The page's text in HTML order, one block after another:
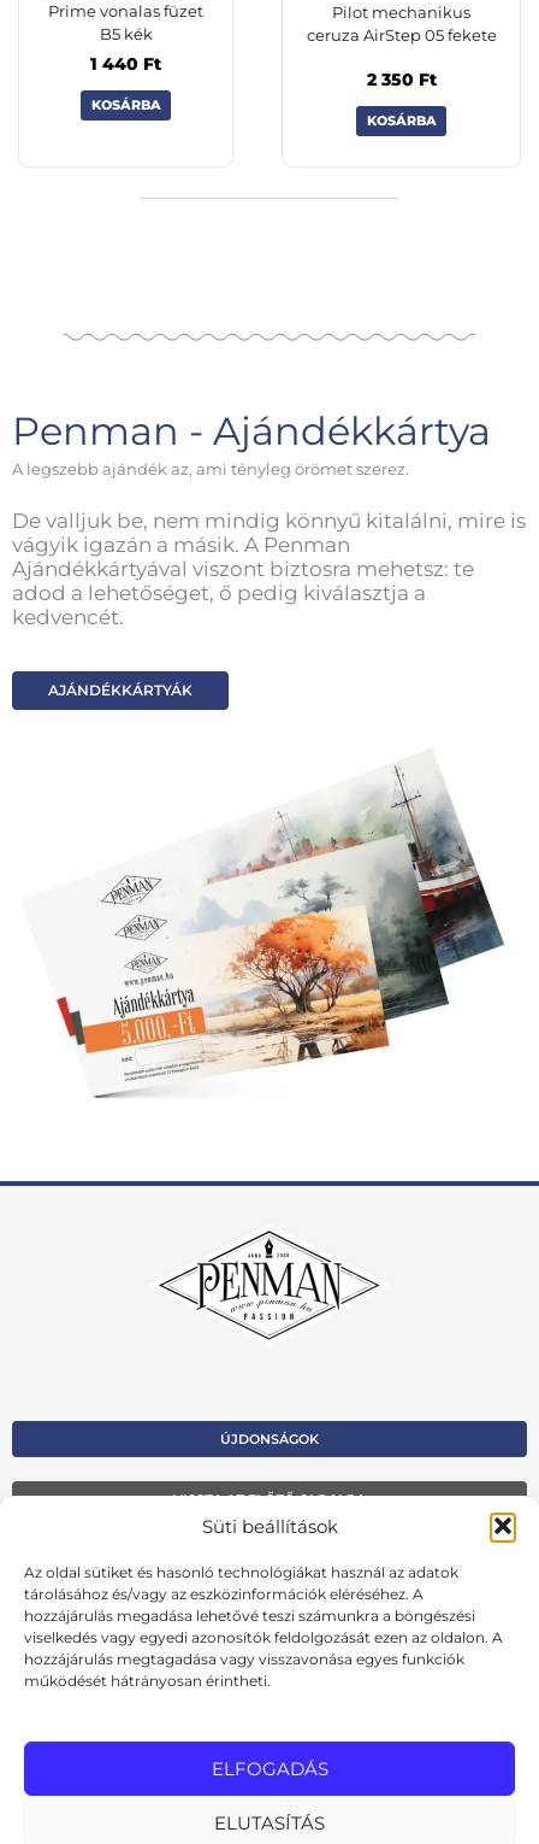
Süti beállítások
Az oldal sütiket és hasonló technológiákat használ az adatok
tárolásához és/vagy az eszközinformációk eléréséhez. A
hozzájárulás megadása lehetővé teszi számunkra a böngészési
viselkedés vagy egyedi azonosítók feldolgozását ezen az oldalon. A
hozzájárulás megtagadása vagy visszavonása egyes funkciók
működését hátrányosan érintheti.
ELFOGADÁS
ELUTASÍTÁS
Prime vonalas füzet
B5 kék
1 440 Ft
KOSÁRBA
Pilot mechanikus
ceruza AirStep 05 fekete
2 350 Ft
KOSÁRBA
Penman - Ajándékkártya
A legszebb ajándék az, ami tényleg örömet szerez.
De valljuk be, nem mindig könnyű kitalálni, mire is
vágyik igazán a másik. A Penman
Ajándékkártyával viszont biztosra mehetsz: te
adod a lehetőséget, ő pedig kiválasztja a
kedvencét.
AJÁNDÉKKÁRTYÁK
ÚJDONSÁGOK
VISSZA AZ ELŐZŐ OLDALRA
Kosár
Fiók
Adatvédelmi szabályzat
Cookie szabályzat